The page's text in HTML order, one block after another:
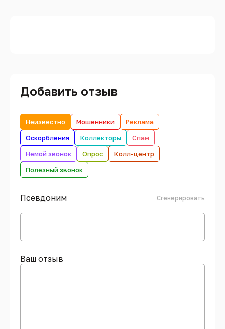
Добавить отзыв
Неизвестно Мошенники
Реклама
Оскорбления
Коллекторы
Спам
Немой звонок
Опрос
Колл-центр
Полезный звонок
Псевдоним Сгенерировать
Ваш отзыв